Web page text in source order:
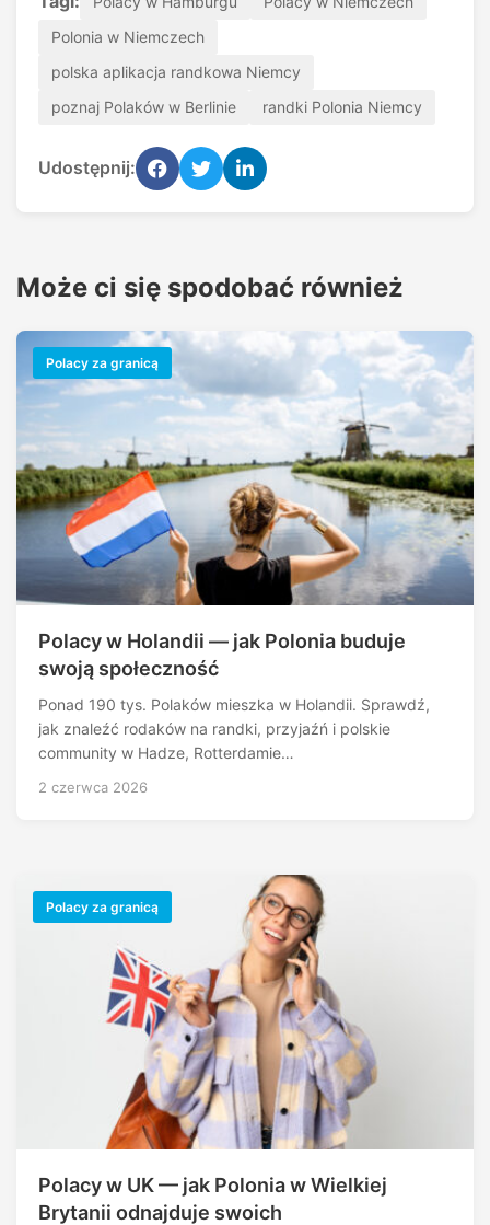
Polonia w Niemczech
polska aplikacja randkowa Niemcy
poznaj Polaków w Berlinie
randki Polonia Niemcy
Udostępnij:
Może ci się spodobać również
Polacy za granicą
Polacy w Holandii — jak Polonia buduje
swoją społeczność
Ponad 190 tys. Polaków mieszka w Holandii. Sprawdź,
jak znaleźć rodaków na randki, przyjaźń i polskie
community w Hadze, Rotterdamie…
2 czerwca 2026
Polacy za granicą
Polacy w UK — jak Polonia w Wielkiej
Brytanii odnajduje swoich